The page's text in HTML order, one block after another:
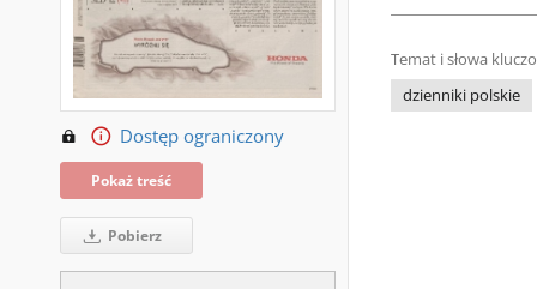
Dostęp ograniczony
Pokaż treść
Pobierz
Temat i słowa
dzienniki polskie